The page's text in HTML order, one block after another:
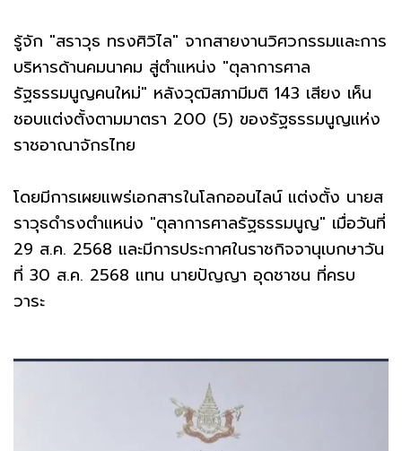
รู้จัก "สราวุธ ทรงศิวิไล" จากสายงานวิศวกรรมและการ
บริหารด้านคมนาคม สู่ตำแหน่ง "ตุลาการศาล
รัฐธรรมนูญคนใหม่" หลังวุฒิสภามีมติ 143 เสียง เห็น
ชอบแต่งตั้งตามมาตรา 200 (5) ของรัฐธรรมนูญแห่ง
ราชอาณาจักรไทย
โดยมีการเผยแพร่เอกสารในโลกออนไลน์ แต่งตั้ง นายส
ราวุธดำรงตำแหน่ง "ตุลาการศาลรัฐธรรมนูญ" เมื่อวันที่
29 ส.ค. 2568 และมีการประกาศในราชกิจจานุเบกษาวัน
ที่ 30 ส.ค. 2568 แทน นายปัญญา อุดชาชน ที่ครบ
วาระ